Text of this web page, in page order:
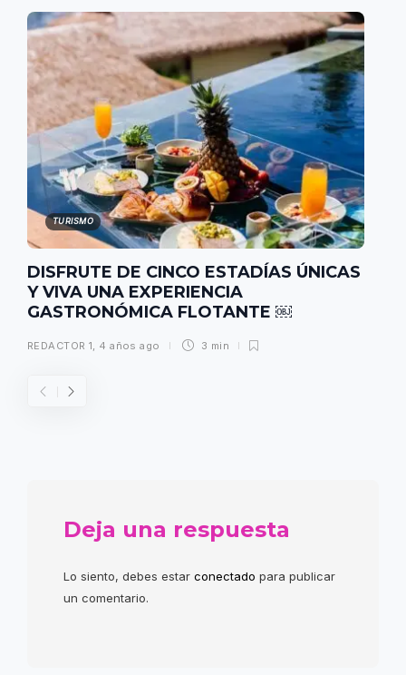
TURISMO
DISFRUTE DE CINCO ESTADÍAS ÚNICAS
Y VIVA UNA EXPERIENCIA
GASTRONÓMICA FLOTANTE ￼
REDACTOR 1, 4 años ago 3 min
Deja una respuesta
Lo siento, debes estar conectado para publicar
un comentario.